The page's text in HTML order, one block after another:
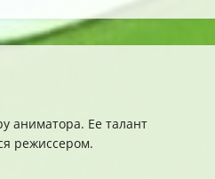
аниматора. Ее талант
режиссером.